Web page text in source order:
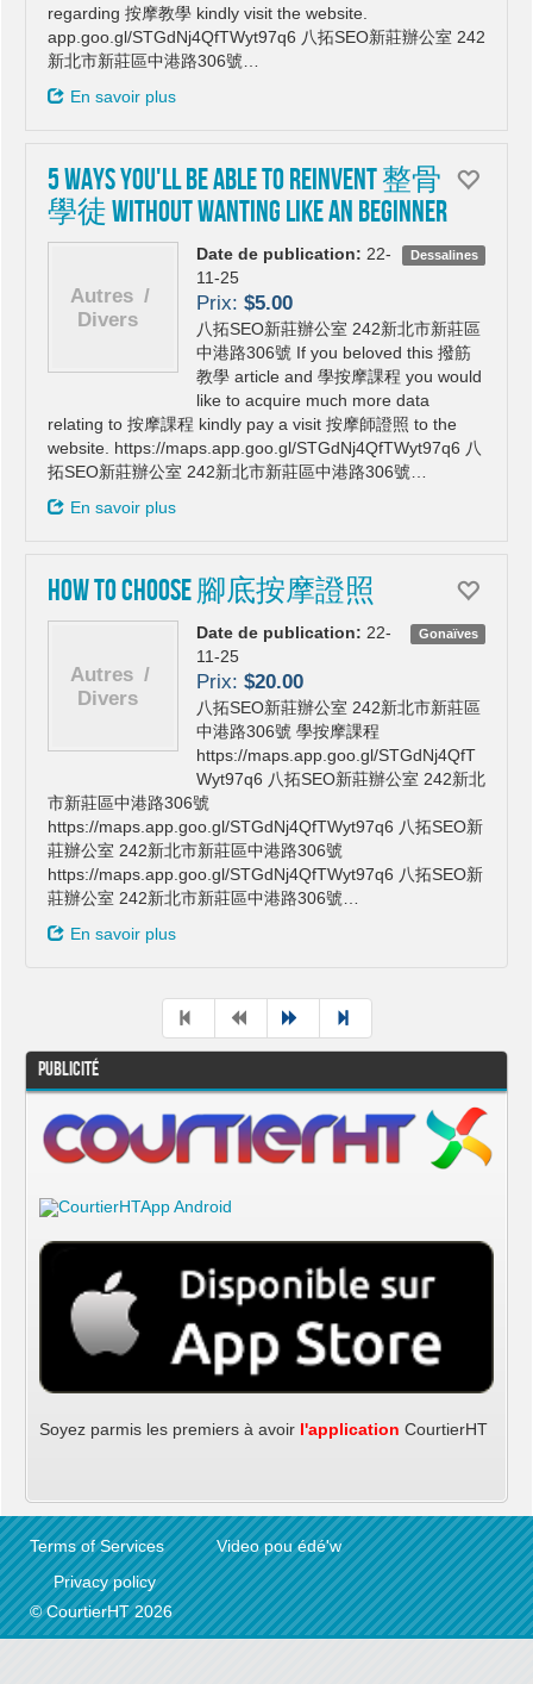
regarding 按摩教學 kindly visit the website.
app.goo.gl/STGdNj4QfTWyt97q6 八拓SEO新莊辦公室 242
新北市新莊區中港路306號…
En savoir plus
5 Ways You'll be able to Reinvent 整骨
學徒 Without Wanting Like An Beginner
Dessalines
Date de publication: 22-
11-25
Prix: $5.00
八拓SEO新莊辦公室 242新北市新莊區
中港路306號 If you beloved this 撥筋
教學 article and 學按摩課程 you would
like to acquire much more data
relating to 按摩課程 kindly pay a visit 按摩師證照 to the
website. https://maps.app.goo.gl/STGdNj4QfTWyt97q6 八
拓SEO新莊辦公室 242新北市新莊區中港路306號…
En savoir plus
How To Choose 腳底按摩證照
Gonaïves
Date de publication: 22-
11-25
Prix: $20.00
八拓SEO新莊辦公室 242新北市新莊區
中港路306號 學按摩課程
https://maps.app.goo.gl/STGdNj4QfT
Wyt97q6 八拓SEO新莊辦公室 242新北
市新莊區中港路306號
https://maps.app.goo.gl/STGdNj4QfTWyt97q6 八拓SEO新
莊辦公室 242新北市新莊區中港路306號
https://maps.app.goo.gl/STGdNj4QfTWyt97q6 八拓SEO新
莊辦公室 242新北市新莊區中港路306號…
En savoir plus
Publicité
parmis les premiers à avoirl'applicationCourtierHT
Tél: (509)
Tél: (509)
Tél: (509)
Terms of Services
Video pou édé'w
Privacy policy
© CourtierHT 2026